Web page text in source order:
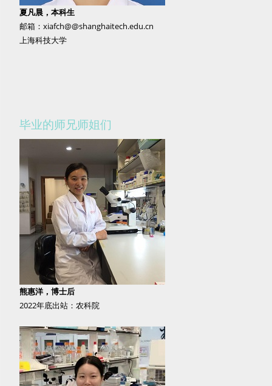
夏凡晨，本科生
邮箱：xiafch@@shanghaitech.edu.cn
上海科技大学
毕业的师兄师姐们
熊惠洋，博士后
2022年底出站：农科院